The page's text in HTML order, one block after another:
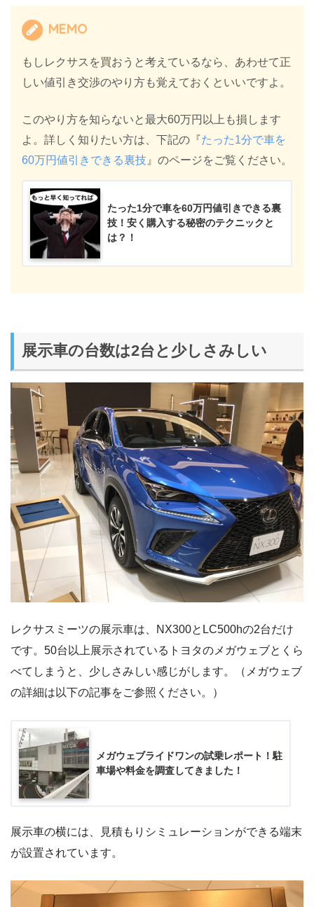
MEMO
もしレクサスを買おうと考えているなら、あわせて正
しい値引き交渉のやり方も覚えておくといいですよ。
このやり方を知らないと最大60万円以上も損します
よ。詳しく知りたい方は、下記の『たった1分で車を
60万円値引きできる裏技 』のページをご覧ください。
たった1分で車を60万円値引きできる裏
技！安く購入する秘密のテクニックと
は？！
展示車の台数は2台と少しさみしい
レクサスミーツの展示車は、NX300とLC500hの2台だけ
です。50台以上展示されているトヨタのメガウェブとくら
べてしまうと、少しさみしい感じがします。（メガウェブ
の詳細は以下の記事をご参照ください。）
メガウェブライドワンの試乗レポート！駐
車場や料金を調査してきました！
展示車の横には、見積もりシミュレーションができる端末
が設置されています。